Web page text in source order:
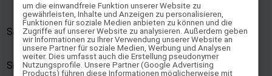
Sattelbaum:
Kammerweite einstellbar,
Wirbelsäulenfreiheit, neues EWF
System möglich
Sitzform:
halbflacher Sitz
um die einwandfreie Funktion unserer Website zu
gewährleisten, Inhalte und Anzeigen zu personalisieren,
Funktionen für soziale Medien anbieten zu können und die
Zugriffe auf unserer Website zu analysieren. Außerdem geben
wir Informationen zu Ihrer Verwendung unserer Website an
unsere Partner für soziale Medien, Werbung und Analysen
weiter. Dies umfasst auch die Erstellung pseudonymer
Nutzungsprofile. Unsere Partner (Google Advertising
Products) führen diese Informationen möglicherweise mit